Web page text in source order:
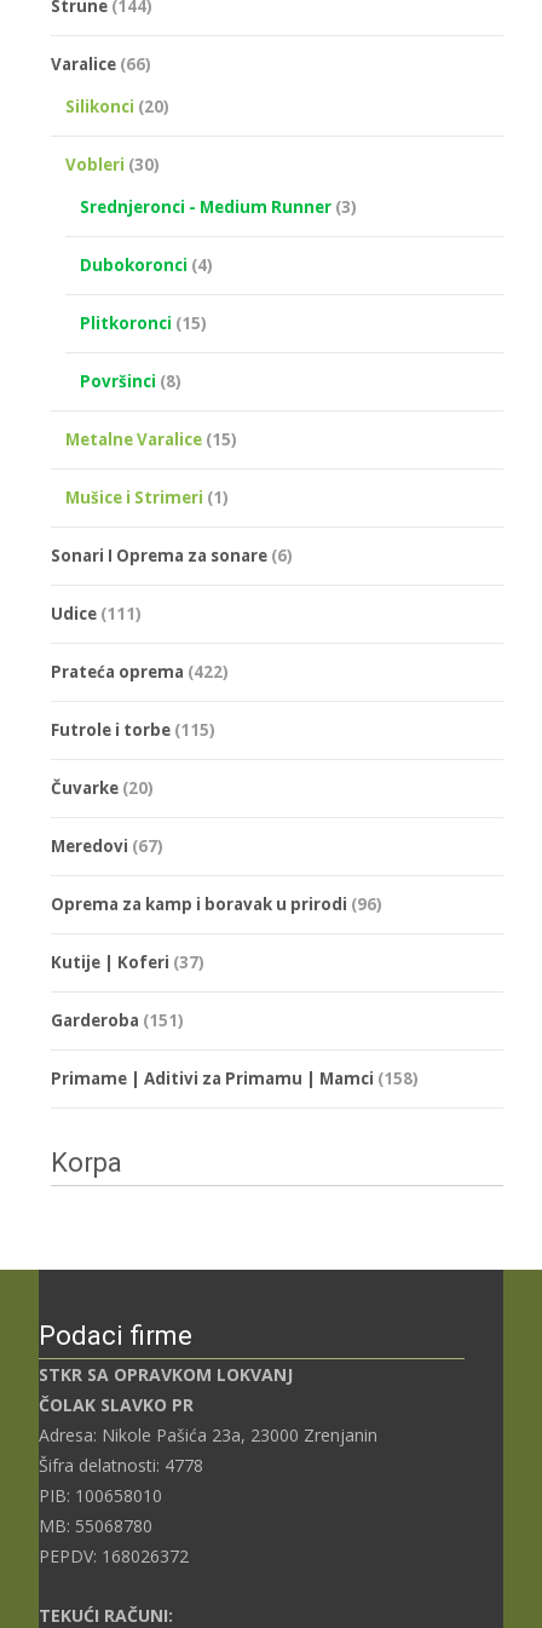
Strune (144)
Varalice (66)
Silikonci (20)
Vobleri (30)
Srednjeronci - Medium Runner (3)
Dubokoronci (4)
Plitkoronci (15)
Površinci (8)
Metalne Varalice (15)
Mušice i Strimeri (1)
Sonari I Oprema za sonare (6)
Udice (111)
Prateća oprema (422)
Futrole i torbe (115)
Čuvarke (20)
Meredovi (67)
Oprema za kamp i boravak u prirodi (96)
Kutije | Koferi (37)
Garderoba (151)
Primame | Aditivi za Primamu | Mamci (158)
Korpa
Podaci firme
STKR SA OPRAVKOM LOKVANJ
ČOLAK SLAVKO PR
Adresa: Nikole Pašića 23a, 23000 Zrenjanin
Šifra delatnosti: 4778
PIB: 100658010
MB: 55068780
PEPDV: 168026372
TEKUĆI RAČUNI: